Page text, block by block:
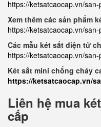
https://ketsatcaocap.vn/
Xem thêm các sản phẩm
https://ketsatcaocap.vn/
Các mẫu két sắt điện tử
https://ketsatcaocap.vn/
Két sắt mini chống cháy
https://ketsatcaocap.vn/
Liên hệ mua
cấp